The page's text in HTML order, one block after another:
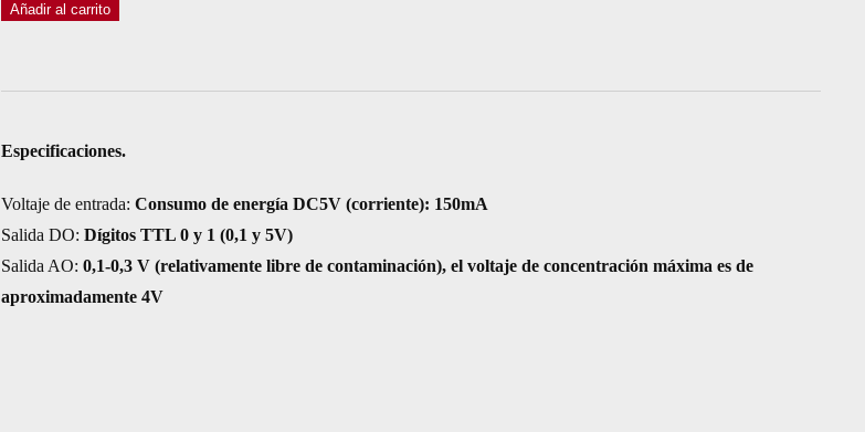
MQ-
cantidad
Añadir al carrito
Especificaciones.
Voltaje de entrada: Consumo de energía DC5V (corriente): 150mA
Salida DO: Dígitos TTL 0 y 1 (0,1 y 5V)
Salida AO: 0,1-0,3 V (relativamente libre de contaminación), el voltaje de concentración máxima es de
aproximadamente 4V